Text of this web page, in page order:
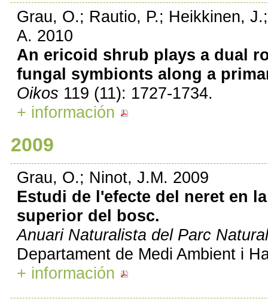
Grau, O.; Rautio, P.; Heikkinen,
A. 2010
An ericoid shrub plays a dual
fungal symbionts along a
Oikos 119 (11): 1727-1734.
+ información
2009
Grau, O.; Ninot, J.M. 2009
Estudi de l'efecte del neret en
superior del bosc.
Anuari Naturalista del Parc
Departament de Medi Ambient i
+ información